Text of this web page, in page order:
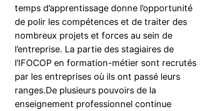
temps d’apprentissage donne l’opportunité
de polir les compétences et de traiter des
nombreux projets et forces au sein de
l’entreprise. La partie des stagiaires de
l’IFOCOP en formation-métier sont recrutés
par les entreprises où ils ont passé leurs
ranges.De plusieurs pouvoirs de la
enseignement professionnel continue